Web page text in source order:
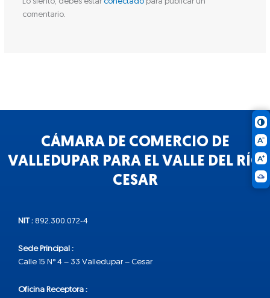
Lo siento, debes estar conectadopara publicar un
comentario.
CÁMARA DE COMERCIO DE
VALLEDUPAR PARA EL VALLE DEL RÍO
CESAR
NIT : 892.300.072-4
Sede Principal :
Calle 15 N° 4 – 33 Valledupar – Cesar
Oficina Receptora :